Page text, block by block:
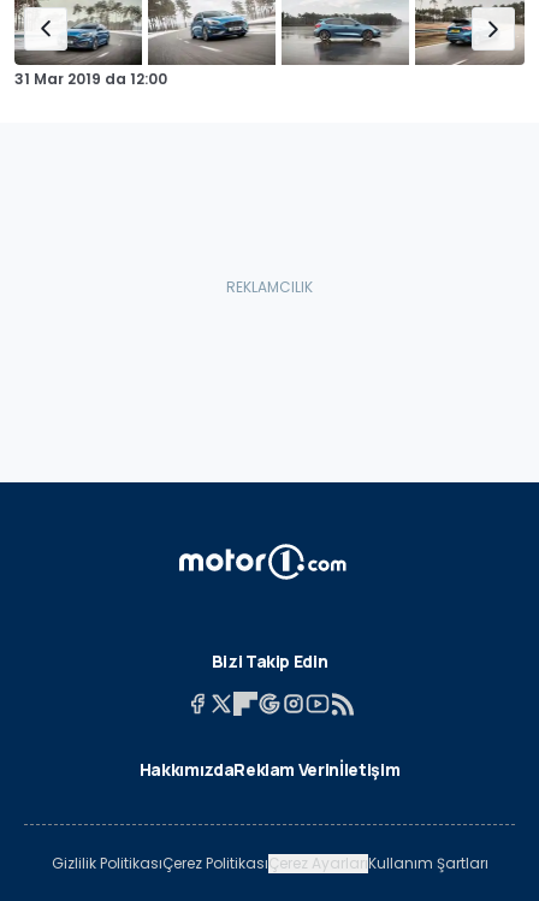
31 Mar 2019 da 12:00
Bizi Takip Edin
HakkımızdaReklam Verinİletişim
Gizlilik PolitikasıÇerez PolitikasıÇerez AyarlarıKullanım Şartları